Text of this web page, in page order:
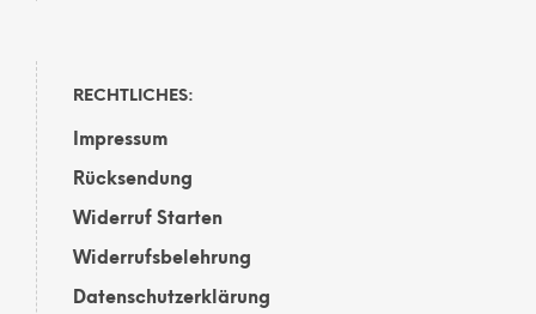
RECHTLICHES:
Impressum
Rücksendung
Widerruf Starten
Widerrufsbelehrung
Datenschutzerklärung